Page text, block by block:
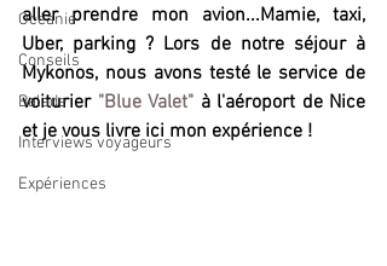
Océanie
Conseils
Balade
Interviews voyageurs
Expériences
aller prendre mon avion...Mamie, taxi,
Uber, parking ? Lors de notre séjour à
Mykonos, nous avons testé le service de
voiturier "Blue Valet" à l'aéroport de Nice
et je vous livre ici mon expérience !